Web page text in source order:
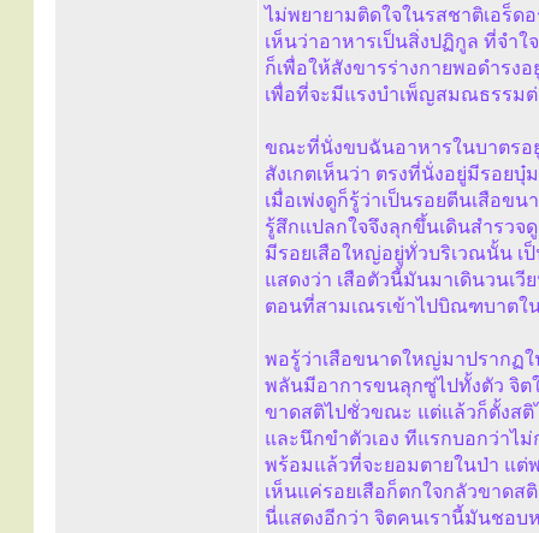
ไม่พยายามติดใจในรสชาติเอร็ด
เห็นว่าอาหารเป็นสิ่งปฏิกูล ที่จำใ
ก็เพื่อให้สังขารร่างกายพอดำรงอ
เพื่อที่จะมีแรงบำเพ็ญสมณธรรม
ขณะที่นั่งขบฉันอาหารในบาตรอ
สังเกตเห็นว่า ตรงที่นั่งอยู่มีรอยบุ๋
เมื่อเพ่งดูก็รู้ว่าเป็นรอยตีนเสือข
รู้สึกแปลกใจจึงลุกขึ้นเดินสำรวจ
มีรอยเสือใหญ่อยู่ทั่วบริเวณนั้น เ
แสดงว่า เสือตัวนี้มันมาเดินวนเ
ตอนที่สามเณรเข้าไปบิณฑบาตใ
พอรู้ว่าเสือขนาดใหญ่มาปรากฏ
พลันมีอาการขนลุกซู่ไปทั้งตัว จิต
ขาดสติไปชั่วขณะ แต่แล้วก็ตั้งสติ
และนึกขำตัวเอง ทีแรกบอกว่าไม่
พร้อมแล้วที่จะยอมตายในป่า แต่พ
เห็นแค่รอยเสือก็ตกใจกลัวขาดสติ
นี่แสดงอีกว่า จิตคนเรานี้มันชอบ